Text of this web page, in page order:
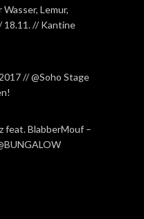
Lemur,
18.11. // Kantine
// @Soho Stage
feat. BlabberMouf –